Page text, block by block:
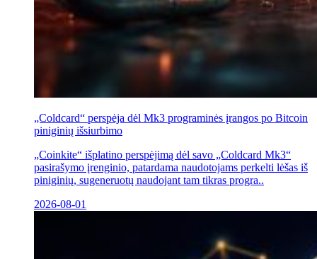
„Coldcard“ perspėja dėl Mk3 programinės įrangos po Bitcoin
piniginių išsiurbimo
„Coinkite“ išplatino perspėjimą dėl savo „Coldcard Mk3“
pasirašymo įrenginio, patardama naudotojams perkelti lėšas iš
piniginių, sugeneruotų naudojant tam tikras progra..
2026-08-01